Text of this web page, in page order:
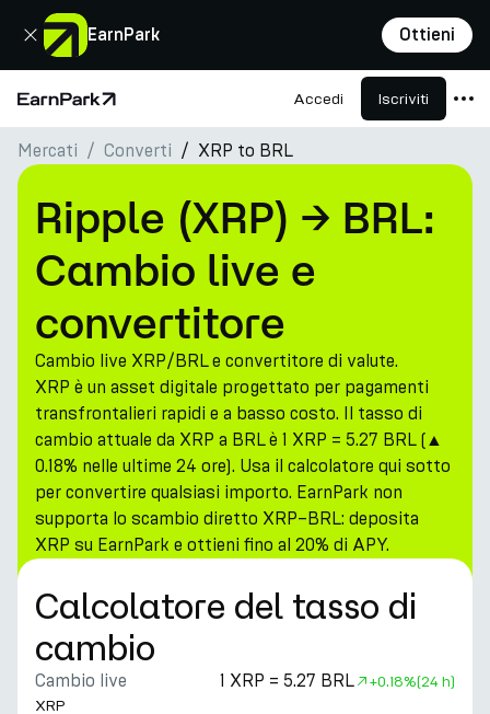
EarnPark Ottieni
Chiudi
Pagina principale Accedi Iscriviti
Prodotti
Mercati
Calcolatori
PARK Token
Risorse
Azienda
Mercati Converti XRP to BRL
Ripple (XRP) → BRL:
Cambio live e
convertitore
Cambio live XRP/BRL e convertitore di valute.
XRP è un asset digitale progettato per pagamenti
transfrontalieri rapidi e a basso costo. Il tasso di
cambio attuale da XRP a BRL è 1 XRP = 5.27 BRL (▲
0.18% nelle ultime 24 ore). Usa il calcolatore qui sotto
per convertire qualsiasi importo. EarnPark non
supporta lo scambio diretto XRP–BRL: deposita
XRP su EarnPark e ottieni fino al 20% di APY.
Calcolatore del tasso di
cambio
Cambio live 1 XRP = 5.27 BRL +0.18%(24 h)
XRP